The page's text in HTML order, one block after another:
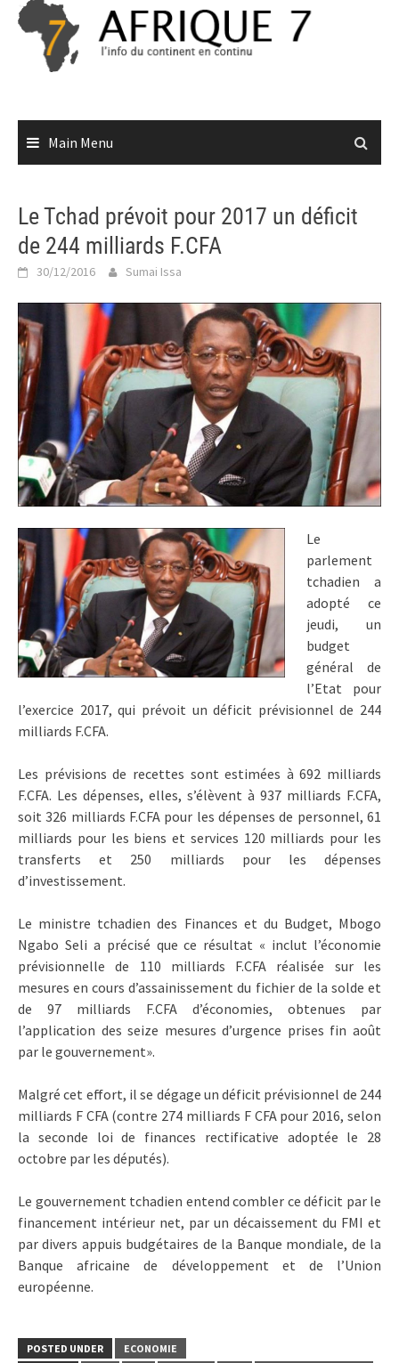
Skip
content
Main Menu
Le Tchad prévoit pour 2017 un déficit
de 244 milliards F.CFA
30/12/2016 Sumai Issa
Le
parlement
tchadien a
adopté ce
jeudi, un
budget
général de
l’Etat pour
l’exercice 2017, qui prévoit un déficit prévisionnel de 244
milliards F.CFA.
Les prévisions de recettes sont estimées à 692 milliards
F.CFA. Les dépenses, elles, s’élèvent à 937 milliards F.CFA,
soit 326 milliards F.CFA pour les dépenses de personnel, 61
milliards pour les biens et services 120 milliards pour les
transferts et 250 milliards pour les dépenses
d’investissement.
Le ministre tchadien des Finances et du Budget, Mbogo
Ngabo Seli a précisé que ce résultat « inclut l’économie
prévisionnelle de 110 milliards F.CFA réalisée sur les
mesures en cours d’assainissement du fichier de la solde et
de 97 milliards F.CFA d’économies, obtenues par
l’application des seize mesures d’urgence prises fin août
par le gouvernement».
Malgré cet effort, il se dégage un déficit prévisionnel de 244
milliards F CFA (contre 274 milliards F CFA pour 2016, selon
la seconde loi de finances rectificative adoptée le 28
octobre par les députés).
Le gouvernement tchadien entend combler ce déficit par le
financement intérieur net, par un décaissement du FMI et
par divers appuis budgétaires de la Banque mondiale, de la
Banque africaine de développement et de l’Union
européenne.
POSTED UNDER
ECONOMIE